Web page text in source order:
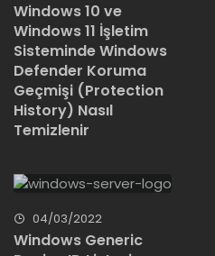
Windows 10 ve
Windows 11 İşletim
Sisteminde Windows
Defender Koruma
Geçmişi (Protection
History) Nasıl
Temizlenir
04/03/2022
Windows Generic